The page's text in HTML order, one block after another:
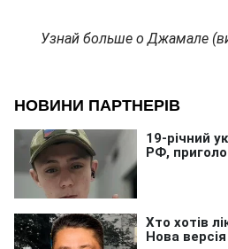
Узнай больше о Джамале